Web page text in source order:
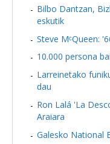
Bilbo Dantzan,
eskutik
Steve MᶜQueen:
10.000 persona
Larreinetako
dau
Ron Lalá 'La
Araiara
Galesko National